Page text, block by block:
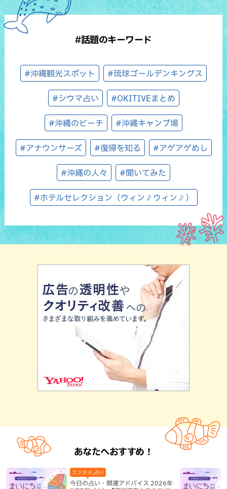
#話題のキーワード
#沖縄観光スポット #琉球ゴールデンキングス
#シウマ占い #OKITIVEまとめ
#沖縄のビーチ #沖縄キャンプ場
#アナウンサーズ #復帰を知る #アゲアゲめし
#沖縄の人々 #聞いてみた
#ホテルセレクション（ウィン♪ウィン♪）
あなたへおすすめ！
今日の占い・開運アドバイス 2026年
エンタメ,占い